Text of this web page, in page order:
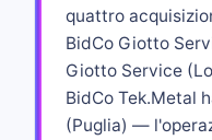
quattro
BidCo Giotto
Giotto Service
BidCo Tek.Metal
(Puglia) —